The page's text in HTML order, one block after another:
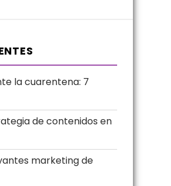
la cuarentena: 7
de contenidos en
marketing de